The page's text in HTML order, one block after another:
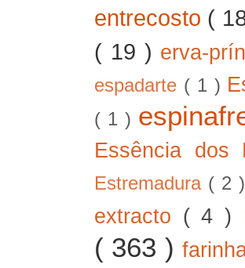
entrecosto (
( 19 ) erva-
espadarte ( 1 )
( 1 )
Essência dos
Estremadura ( 2 )
extracto ( 4 )
( 363 )